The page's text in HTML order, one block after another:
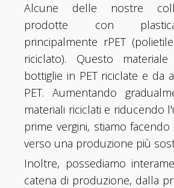
Alcune delle nostre
prodotte con
principalmente rPET
riciclato). Questo
bottiglie in PET riciclate e da
PET. Aumentando
materiali riciclati e riducendo
prime vergini, stiamo
verso una produzione più
Inoltre, possediamo
catena di produzione, dalla